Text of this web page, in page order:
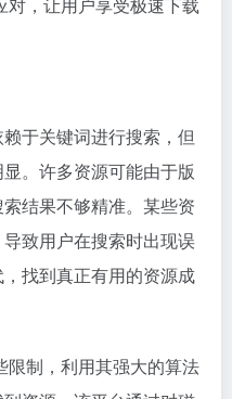
于关键词进行搜索，但
。许多资源可能由于版
结果不够精准。某些资
致用户在搜索时出现误
找到真正有用的资源成
制，利用其强大的算法